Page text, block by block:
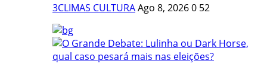
3CLIMAS CULTURAAgo 8, 20260 52